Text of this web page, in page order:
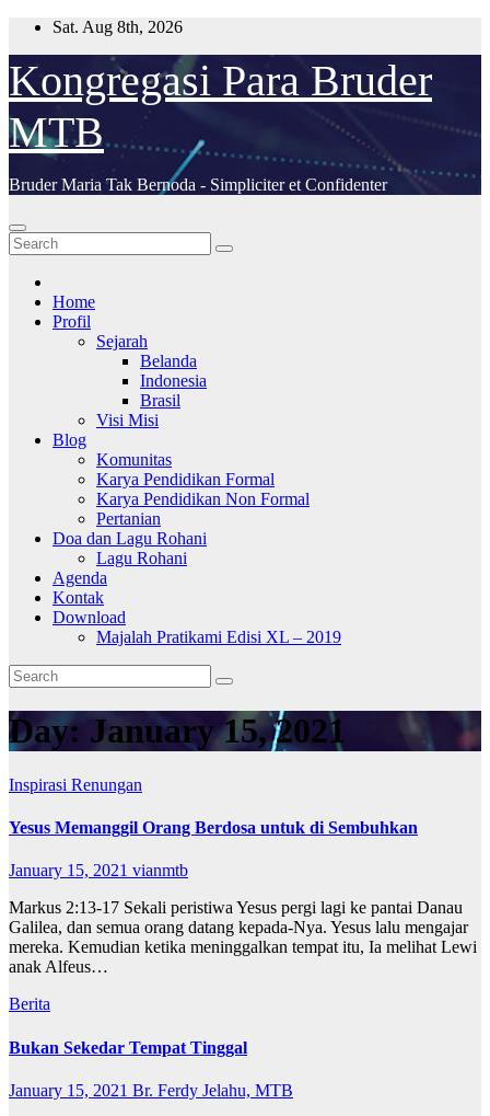
Skip
content
Sat. Aug 8th, 2026
Kongregasi Para Bruder
MTB
Bruder Maria Tak Bernoda - Simpliciter et Confidenter
Home
Profil
Sejarah
Belanda
Indonesia
Brasil
Visi Misi
Blog
Komunitas
Karya Pendidikan Formal
Karya Pendidikan Non Formal
Pertanian
Doa dan Lagu Rohani
Lagu Rohani
Agenda
Kontak
Download
Majalah Pratikami Edisi XL – 2019
Day: January 15, 2021
Inspirasi Renungan
Yesus Memanggil Orang Berdosa untuk di Sembuhkan
January 15, 2021 vianmtb
Markus 2:13-17 Sekali peristiwa Yesus pergi lagi ke pantai Danau
Galilea, dan semua orang datang kepada-Nya. Yesus lalu mengajar
mereka. Kemudian ketika meninggalkan tempat itu, Ia melihat Lewi
anak Alfeus…
Berita
Bukan Sekedar Tempat Tinggal
January 15, 2021 Br. Ferdy Jelahu, MTB